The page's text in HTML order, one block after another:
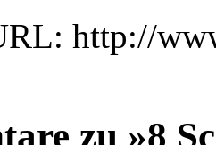
http://
zu »8